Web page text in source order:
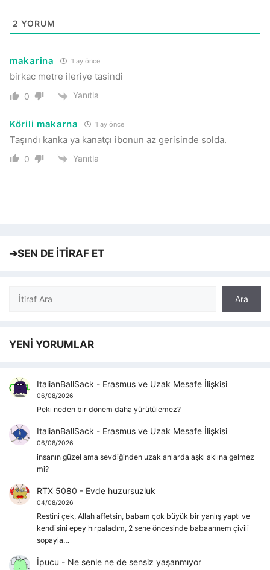
2 YORUM
makarina 1 ay önce
birkac metre ileriye tasindi
0 Yanıtla
Körili makarna 1 ay önce
Taşındı kanka ya kanatçı ibonun az gerisinde solda.
0 Yanıtla
➔SEN DE İTİRAF ET
Ara
Ara
YENİ YORUMLAR
ItalianBallSack - Erasmus ve Uzak Mesafe İlişkisi
06/08/2026
Peki neden bir dönem daha yürütülemez?
ItalianBallSack - Erasmus ve Uzak Mesafe İlişkisi
06/08/2026
insanın güzel ama sevdiğinden uzak anlarda aşkı aklına gelmez
mi?
RTX 5080 - Evde huzursuzluk
04/08/2026
Restini çek, Allah affetsin, babam çok büyük bir yanlış yaptı ve
kendisini epey hırpaladım, 2 sene öncesinde babaannem çivili
sopayla…
İpucu - Ne senle ne de sensiz yaşanmıyor